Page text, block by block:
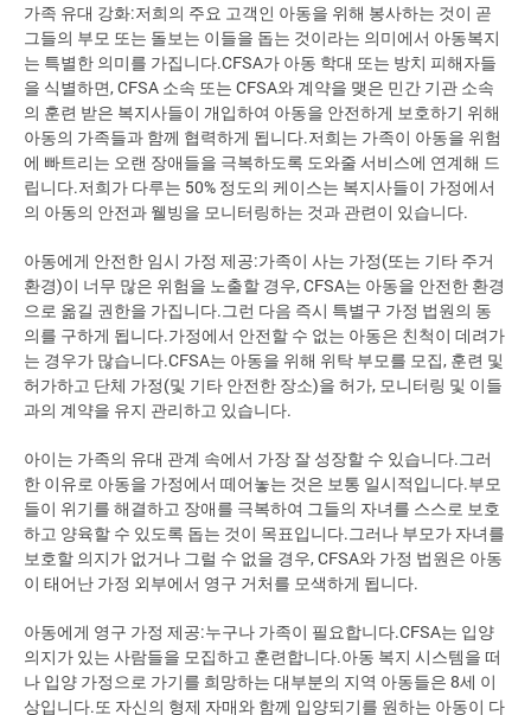
가족 유대 강화:저희의 주요 고객인 아동을 위해 봉사하는 것이 곧
그들의 부모 또는 돌보는 이들을 돕는 것이라는 의미에서 아동복지
는 특별한 의미를 가집니다.CFSA가 아동 학대 또는 방치 피해자들
을 식별하면, CFSA 소속 또는 CFSA와 계약을 맺은 민간 기관 소속
의 훈련 받은 복지사들이 개입하여 아동을 안전하게 보호하기 위해
아동의 가족들과 함께 협력하게 됩니다.저희는 가족이 아동을 위험
에 빠트리는 오랜 장애들을 극복하도록 도와줄 서비스에 연계해 드
립니다.저희가 다루는 50% 정도의 케이스는 복지사들이 가정에서
의 아동의 안전과 웰빙을 모니터링하는 것과 관련이 있습니다.
아동에게 안전한 임시 가정 제공:가족이 사는 가정(또는 기타 주거
환경)이 너무 많은 위험을 노출할 경우, CFSA는 아동을 안전한 환경
으로 옮길 권한을 가집니다.그런 다음 즉시 특별구 가정 법원의 동
의를 구하게 됩니다.가정에서 안전할 수 없는 아동은 친척이 데려가
는 경우가 많습니다.CFSA는 아동을 위해 위탁 부모를 모집, 훈련 및
허가하고 단체 가정(및 기타 안전한 장소)을 허가, 모니터링 및 이들
과의 계약을 유지 관리하고 있습니다.
아이는 가족의 유대 관계 속에서 가장 잘 성장할 수 있습니다.그러
한 이유로 아동을 가정에서 떼어놓는 것은 보통 일시적입니다.부모
들이 위기를 해결하고 장애를 극복하여 그들의 자녀를 스스로 보호
하고 양육할 수 있도록 돕는 것이 목표입니다.그러나 부모가 자녀를
보호할 의지가 없거나 그럴 수 없을 경우, CFSA와 가정 법원은 아동
이 태어난 가정 외부에서 영구 거처를 모색하게 됩니다.
아동에게 영구 가정 제공:누구나 가족이 필요합니다.CFSA는 입양
의지가 있는 사람들을 모집하고 훈련합니다.아동 복지 시스템을 떠
나 입양 가정으로 가기를 희망하는 대부분의 지역 아동들은 8세 이
상입니다.또 자신의 형제 자매와 함께 입양되기를 원하는 아동이 다